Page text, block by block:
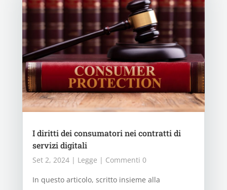
I diritti dei consumatori nei contratti di
servizi digitali
Set 2, 2024| Legge | Commenti 0
In questo articolo, scritto insieme alla